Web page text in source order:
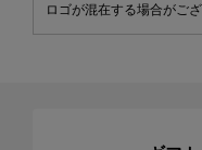
ロゴが混在する場合がご